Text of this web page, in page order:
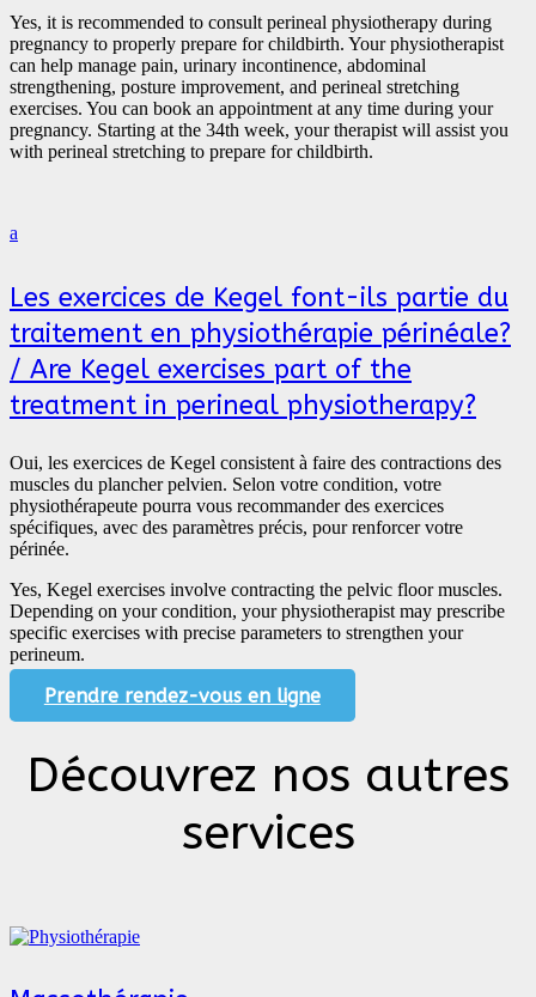
Yes, it is recommended to consult perineal physiotherapy during
pregnancy to properly prepare for childbirth. Your physiotherapist
can help manage pain, urinary incontinence, abdominal
strengthening, posture improvement, and perineal stretching
exercises. You can book an appointment at any time during your
pregnancy. Starting at the 34th week, your therapist will assist you
with perineal stretching to prepare for childbirth.
a
Les exercices de Kegel font-ils partie du
traitement en physiothérapie périnéale?
/ Are Kegel exercises part of the
treatment in perineal physiotherapy?
Oui, les exercices de Kegel consistent à faire des contractions des
muscles du plancher pelvien. Selon votre condition, votre
physiothérapeute pourra vous recommander des exercices
spécifiques, avec des paramètres précis, pour renforcer votre
périnée.
Yes, Kegel exercises involve contracting the pelvic floor muscles.
Depending on your condition, your physiotherapist may prescribe
specific exercises with precise parameters to strengthen your
perineum.
Prendre rendez-vous en ligne
Découvrez nos autres
services